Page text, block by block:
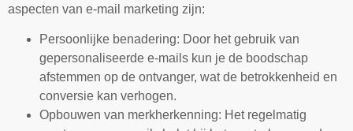
aspecten van e-mail marketing zijn:
Persoonlijke benadering: Door het gebruik van
gepersonaliseerde e-mails kun je de boodschap
afstemmen op de ontvanger, wat de betrokkenheid en
conversie kan verhogen.
Opbouwen van merkherkenning: Het regelmatig